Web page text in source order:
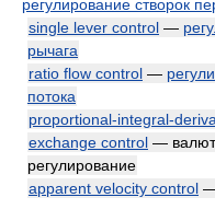
регулирование створок
single lever control —
рычага
ratio flow control —
потока
proportional-integral-
exchange control —
регулирование
apparent velocity control